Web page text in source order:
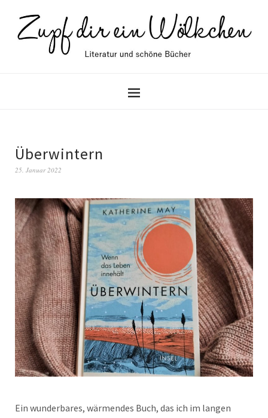
Überwintern
25. Januar 2022
Ein wunderbares, wärmendes Buch, das ich im langen